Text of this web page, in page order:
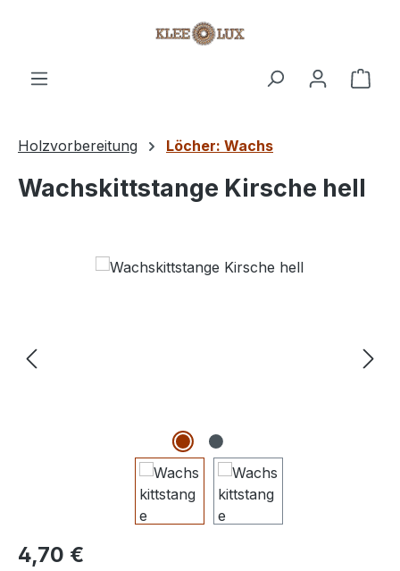
Holzvorbereitung Löcher: Wachs
Wachskittstange Kirsche hell
Regulärer Preis:
4,70 €